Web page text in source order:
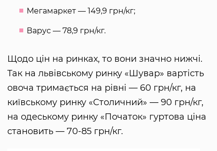
Мегамаркет — 149,9 грн/кг;
Варус — 78,9 грн/кг.
Щодо цін на ринках, то вони значно нижчі.
Так на львівському ринку «Шувар» вартість
овоча тримається на рівні — 60 грн/кг, на
київському ринку «Столичний» — 90 грн/кг,
на одеському ринку «Початок» гуртова ціна
становить — 70-85 грн/кг.